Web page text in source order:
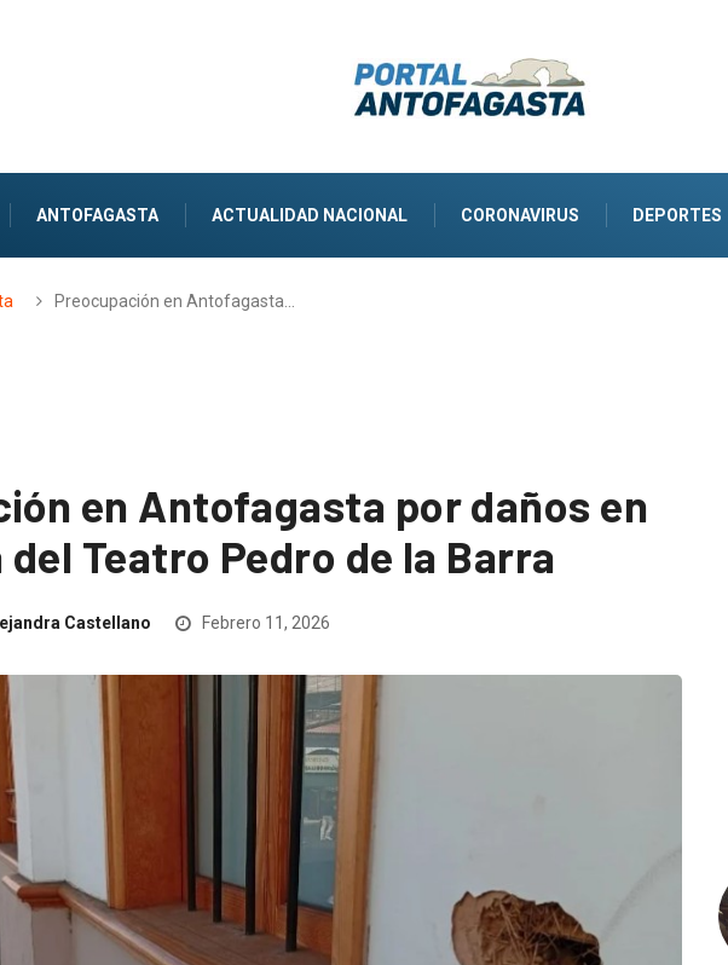
ANTOFAGASTA ACTUALIDAD NACIONAL CORONAVIRUS DEPORTES
Preocupación en Antofagasta…
en Antofagasta por daños en
Teatro Pedro de la Barra
Castellano Febrero 11, 2026